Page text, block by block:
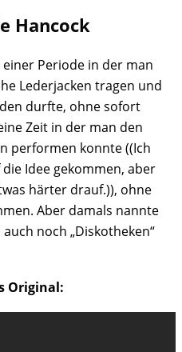
Hancock
Periode in der man
Lederjacken tragen und
durfte, ohne sofort
Zeit in der man den
performen konnte ((Ich
Idee gekommen, aber
härter drauf.)), ohne
Aber damals nannte
noch „Diskotheken“
Original: